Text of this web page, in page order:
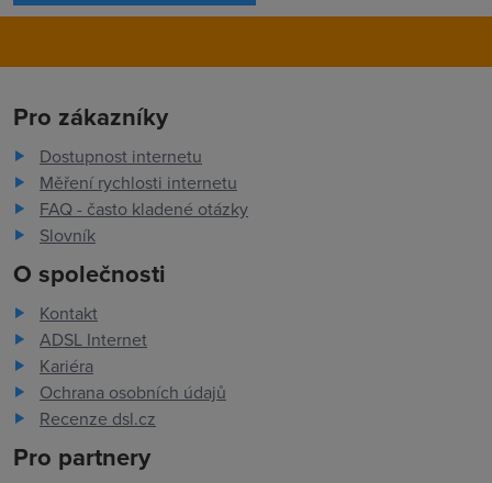
Pro zákazníky
Dostupnost internetu
Měření rychlosti internetu
FAQ - často kladené otázky
Slovník
O společnosti
Kontakt
ADSL Internet
Kariéra
Ochrana osobních údajů
Recenze dsl.cz
Pro partnery